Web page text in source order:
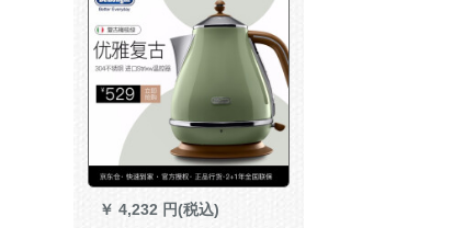
￥ 4,232 円(税込)